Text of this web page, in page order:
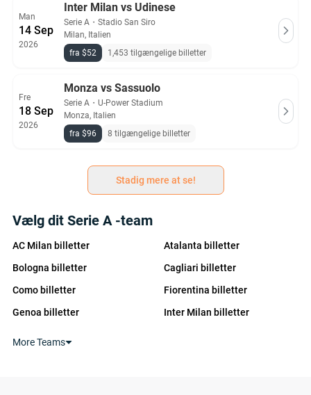
Man
14 Sep
2026
Inter Milan vs Udinese
Serie A ・ Stadio San Siro
Milan, Italien
fra $52
1,453 tilgængelige billetter
Fre
18 Sep
2026
Monza vs Sassuolo
Serie A ・ U-Power Stadium
Monza, Italien
fra $96
8 tilgængelige billetter
Stadig mere at se!
Vælg dit Serie A -team
AC Milan billetter
Atalanta billetter
Bologna billetter
Cagliari billetter
Como billetter
Fiorentina billetter
Genoa billetter
Inter Milan billetter
More Teams